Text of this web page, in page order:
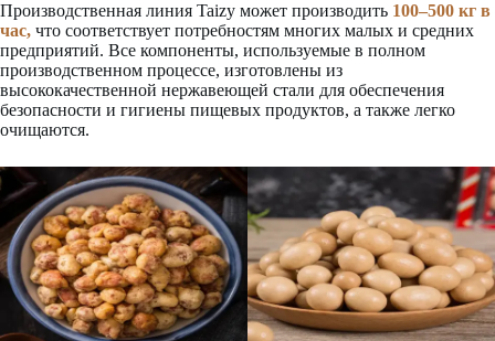
Производственная линия Taizy может производить 100–500 кг в
час, что соответствует потребностям многих малых и средних
предприятий. Все компоненты, используемые в полном
производственном процессе, изготовлены из
высококачественной нержавеющей стали для обеспечения
безопасности и гигиены пищевых продуктов, а также легко
очищаются.